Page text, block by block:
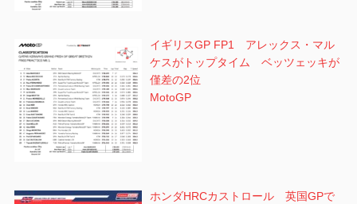
イギリスGP FP1 アレックス・マル
ケスがトップタイム ベッツェッキが
僅差の2位
MotoGP
ホンダHRCカストロール 英国GPで